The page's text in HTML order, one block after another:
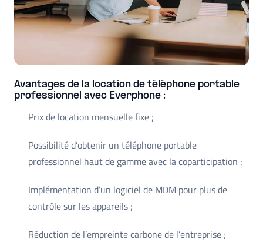
Avantages de la location de téléphone portable
professionnel avec Everphone :
Prix de location mensuelle fixe ;
Possibilité d’obtenir un téléphone portable
professionnel haut de gamme avec la coparticipation ;
Implémentation d’un logiciel de MDM pour plus de
contrôle sur les appareils ;
Réduction de l’empreinte carbone de l’entreprise ;